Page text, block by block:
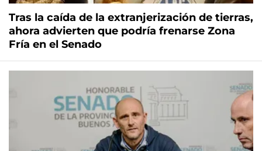
Tras la caída de la extranjerización de tierras,
ahora advierten que podría frenarse Zona
Fría en el Senado